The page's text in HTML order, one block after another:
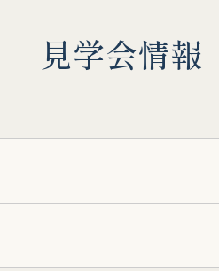
見学会情報